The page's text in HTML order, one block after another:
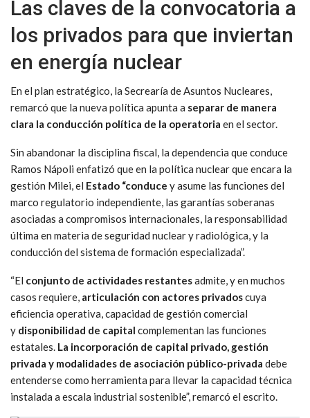
Las claves de la convocatoria a
los privados para que inviertan
en energía nuclear
En el plan estratégico, la Secrearía de Asuntos Nucleares,
remarcó que la nueva política apunta a separar de manera
clara la conducción política de la operatoria en el sector.
Sin abandonar la disciplina fiscal, la dependencia que conduce
Ramos Nápoli enfatizó que en la política nuclear que encara la
gestión Milei, el Estado “conduce y asume las funciones del
marco regulatorio independiente, las garantías soberanas
asociadas a compromisos internacionales, la responsabilidad
última en materia de seguridad nuclear y radiológica, y la
conducción del sistema de formación especializada”.
“El conjunto de actividades restantesadmite, y en muchos
casos requiere, articulación con actores privadoscuya
eficiencia operativa, capacidad de gestión comercial
y disponibilidad de capital complementan las funciones
estatales. La incorporación de capital privado, gestión
privada y modalidades de asociación público-privada debe
entenderse como herramienta para llevar la capacidad técnica
instalada a escala industrial sostenible”, remarcó el escrito.